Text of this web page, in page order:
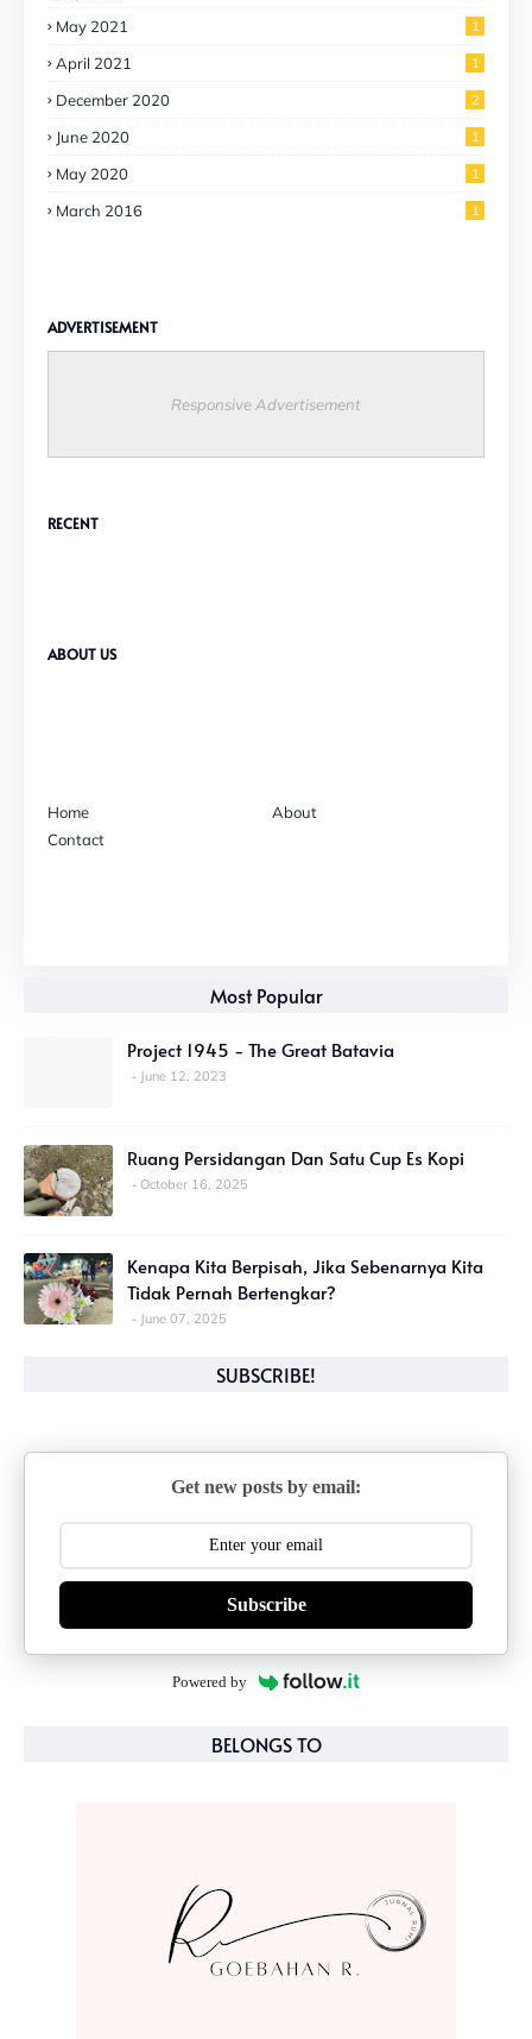
May 2021 1
April 2021 1
December 2020 2
June 2020 1
May 2020 1
March 2016 1
ADVERTISEMENT
Responsive Advertisement
RECENT
ABOUT US
Home
About
Contact
Most Popular
Project 1945 - The Great Batavia
June 12, 2023
Ruang Persidangan Dan Satu Cup Es Kopi
October 16, 2025
Kenapa Kita Berpisah, Jika Sebenarnya Kita
Tidak Pernah Bertengkar?
June 07, 2025
SUBSCRIBE!
Get new posts by email:
Subscribe
Powered by
BELONGS TO